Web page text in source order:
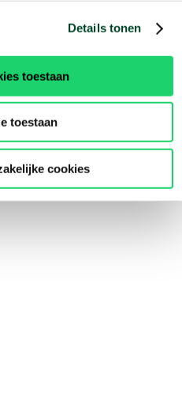
Details tonen
toestaan
toestaan
cookies